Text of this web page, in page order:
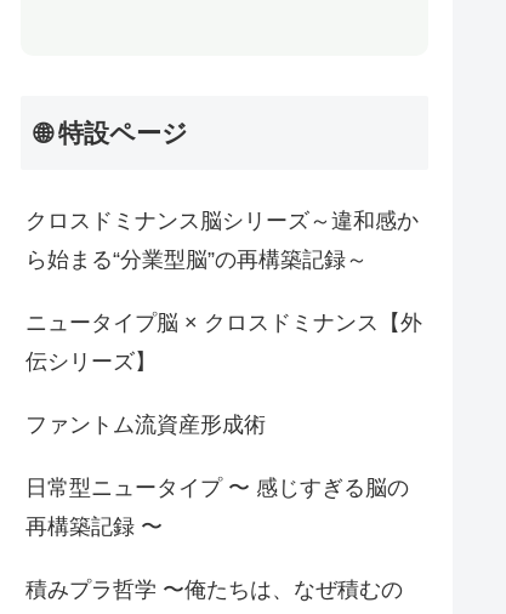
🌐 特設ページ
クロスドミナンス脳シリーズ～違和感か
ら始まる“分業型脳”の再構築記録～
ニュータイプ脳 × クロスドミナンス【外
伝シリーズ】
ファントム流資産形成術
日常型ニュータイプ 〜 感じすぎる脳の
再構築記録 〜
積みプラ哲学 〜俺たちは、なぜ積むの